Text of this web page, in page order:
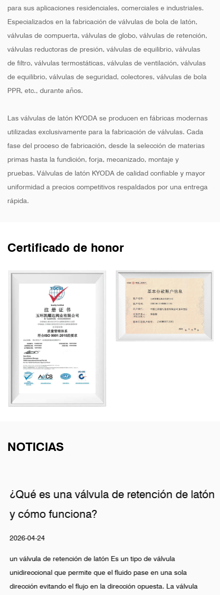
para sus aplicaciones residenciales, comerciales e industriales.
Especializados en la fabricación de válvulas de bola de latón,
válvulas de compuerta, válvulas de globo, válvulas de retención,
válvulas reductoras de presión, válvulas de equilibrio, válvulas
de filtro, válvulas termostáticas, válvulas de ventilación, válvulas
de equilibrio, válvulas de seguridad, colectores, válvulas de bola
PPR, etc., durante años.
Las válvulas de latón KYODA se producen en fábricas modernas
utilizadas exclusivamente para la fabricación de válvulas. Cada
fase del proceso de fabricación, desde la selección de materias
primas hasta la fundición, forja, mecanizado, montaje y
pruebas. Válvulas de latón KYODA de calidad confiable y mayor
uniformidad a precios competitivos respaldados por una entrega
rápida.
Certificado de honor
NOTICIAS
¿Qué es una válvula de retención de latón
y cómo funciona?
2026-04-24
un válvula de retención de latón Es un tipo de válvula
unidireccional que permite que el fluido pase en una sola
dirección evitando el flujo en la dirección opuesta. La válvula